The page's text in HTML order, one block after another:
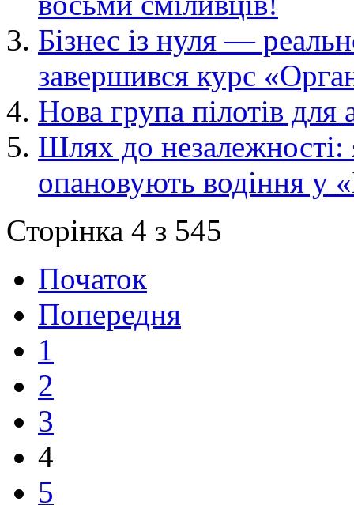
Бізнес із нуля —
завершився курс
Нова група пілотів для
Шлях до незалежності:
опановують водіння у
Сторінка 4 з 545
Початок
Попередня
1
2
3
4
5